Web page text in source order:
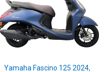
Yamaha Fascino 125 2024,